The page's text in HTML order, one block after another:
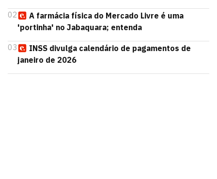
02
A farmácia física do Mercado Livre é uma
'portinha' no Jabaquara; entenda
03
INSS divulga calendário de pagamentos de
janeiro de 2026